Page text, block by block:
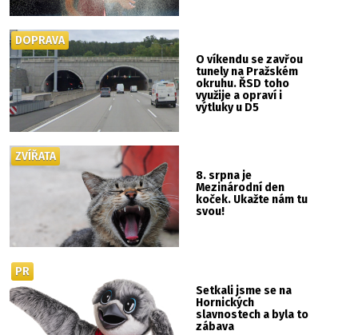
O víkendu se zavřou
tunely na Pražském
okruhu. ŘSD toho
využije a opraví i
výtluky u D5
DOPRAVA
8. srpna je
Mezinárodní den
koček. Ukažte nám tu
svou!
ZVÍŘATA
Setkali jsme se na
Hornických
slavnostech a byla to
zábava
PR